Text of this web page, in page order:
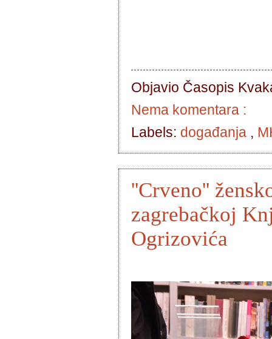
Objavio Časopis
Nema komentara :
Labels: događanja ,
''Crveno''
zagrebačkoj
Ogrizovića